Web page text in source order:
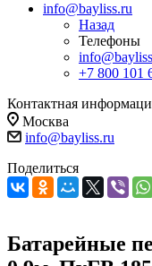
info@bayliss.ru
Назад
Телефоны
+7 800 101
Контактная
Москва
info@bayliss.ru
Поделиться
Батарейные